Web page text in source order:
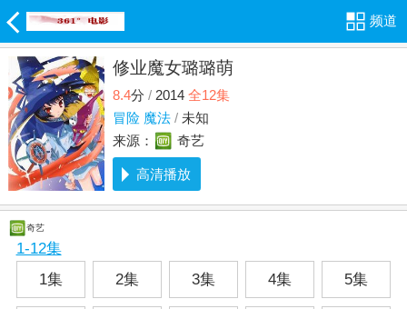
频道
修业魔女璐璐萌
8.4分 /2014 全12集
冒险 魔法 /未知
来源：
奇艺
高清播放
奇艺
1-12集
1集
2集 3集 4集 5集